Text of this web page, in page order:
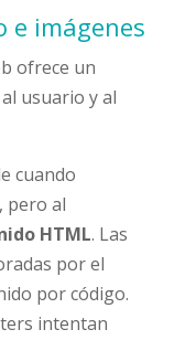
e imágenes
ofrece un
usuario y al
cuando
pero al
HTML. Las
por el
por código.
intentan